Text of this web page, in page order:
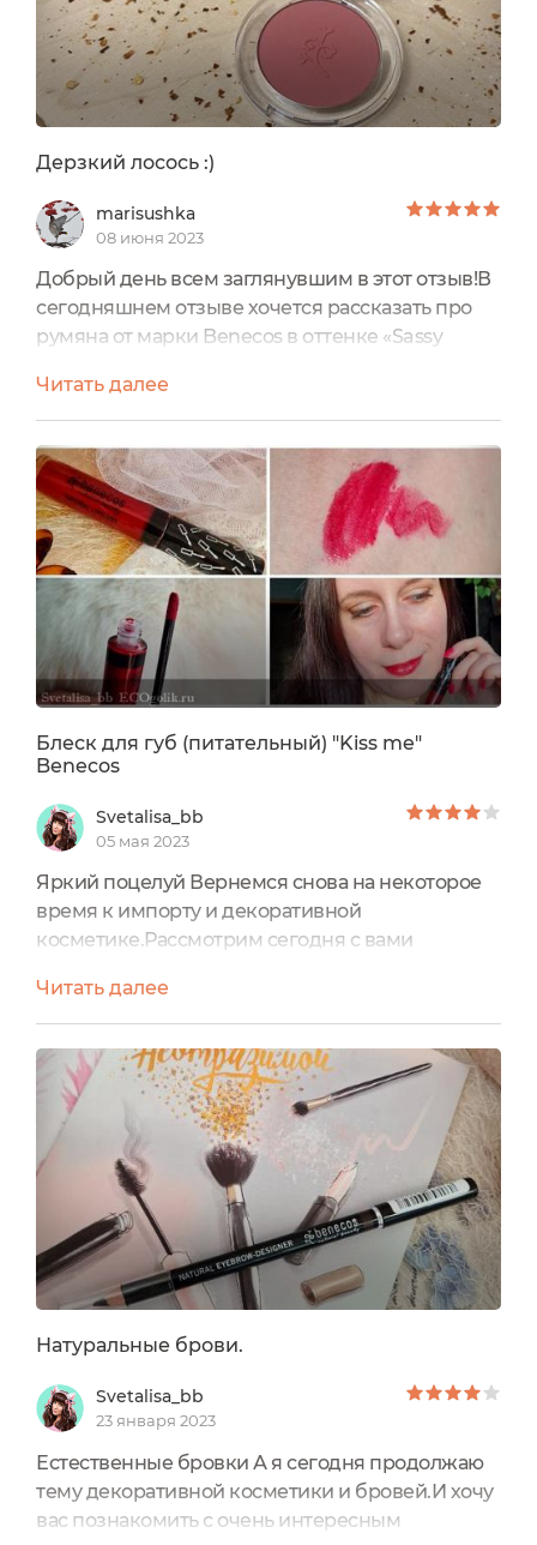
Дерзкий лосось :)
marisushka
08 июня 2023
Добрый день всем заглянувшим в этот отзыв!В
сегодняшнем отзыве хочется рассказать про
румяна от марки Benecos в оттенке «Sassy
«дерзкий лосось», поэтому в русском языке
оттенок называется «дерзкий лососёвый» В
качестве небольшого предисловия хочу
сказать, что долгое время у меня вообще не
было румян, как отдельного продукта, потому
что именно румянами пользуюсь...
Читать далее
Блеск для губ (питательный) "Kiss me"
Benecos
Svetalisa_bb
05 мая 2023
Яркий поцелуй Вернемся снова на некоторое
время к импорту и декоративной
косметике.Рассмотрим сегодня с вами
"Benecos" в интересном оттенке: "Поцелуй
меня" (Kiss Me). Характеристики:Объём/вес:
5млЦена: - (ок 450 руб, но сейчас в продаже его
вроде нет или остатки)Срок годности: 12
месяцев Производитель: Германия, Италия
(импорт)Состав: сертификат BDIHТип...
Читать далее
Натуральные брови.
Svetalisa_bb
23 января 2023
Естественные бровки А я сегодня продолжаю
тему декоративной косметики и бровей.И хочу
вас познакомить с очень интересным